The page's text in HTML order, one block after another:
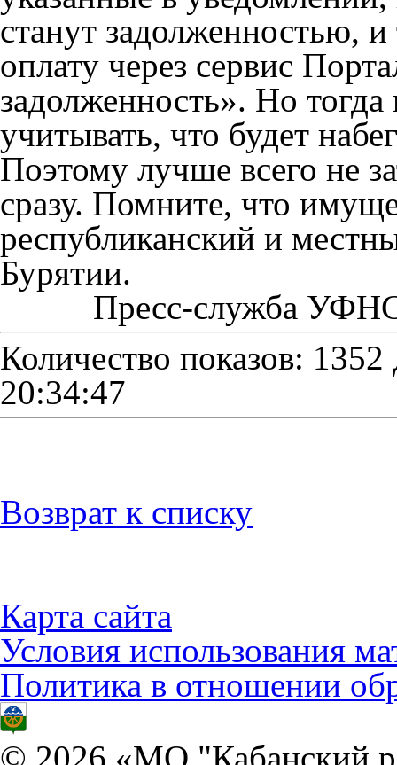
станут задолженностью,
оплату через сервис
задолженность». Но тогда
учитывать, что будет
Поэтому лучше всего не
сразу. Помните, что
республиканский и
Бурятии.
Пресс-служба
Количество показов: 1352
20:34:47
Возврат к списку
Карта сайта
Условия использования
Политика в отношении